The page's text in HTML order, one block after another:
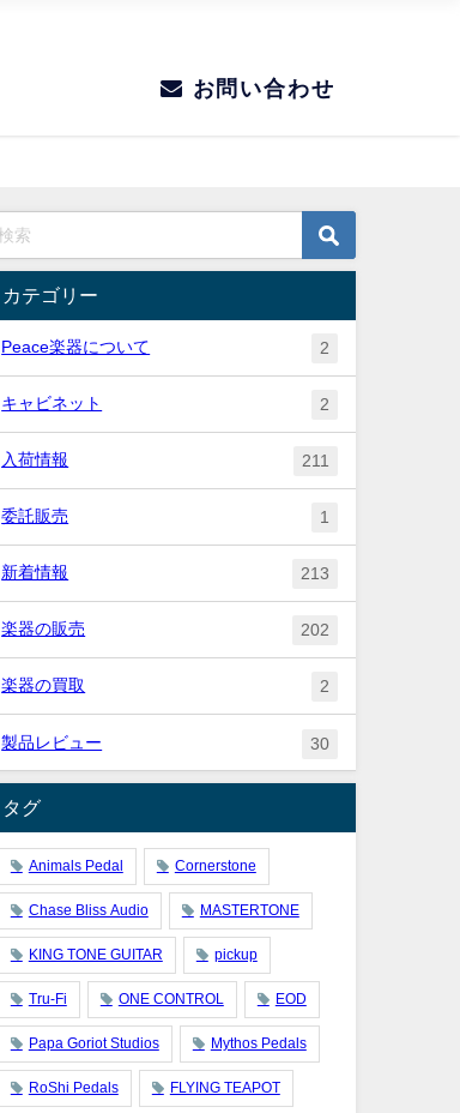
お問い合わせ
カテゴリー
Peace楽器について 2
キャビネット 2
入荷情報 211
委託販売 1
新着情報 213
楽器の販売 202
楽器の買取 2
製品レビュー 30
タグ
Animals Pedal Cornerstone
Chase Bliss Audio MASTERTONE
KING TONE GUITAR pickup
Tru-Fi ONE CONTROL EOD
Papa Goriot Studios Mythos Pedals
RoShi Pedals FLYING TEAPOT